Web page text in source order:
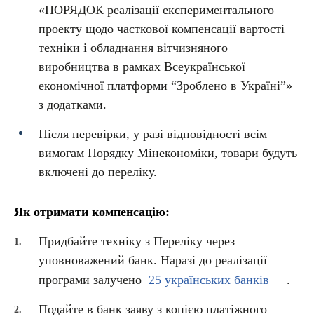
«ПОРЯДОК реалізації експериментального
проекту щодо часткової компенсації вартості
техніки і обладнання вітчизняного
виробництва в рамках Всеукраїнської
економічної платформи “Зроблено в Україні”»
з додатками.
Після перевірки, у разі відповідності всім
вимогам Порядку Мінекономіки, товари будуть
включені до переліку.
Як отримати компенсацію:
Придбайте техніку з Переліку через
уповноважений банк. Наразі до реалізації
програми залучено 25 українських банків .
Подайте в банк заяву з копією платіжного